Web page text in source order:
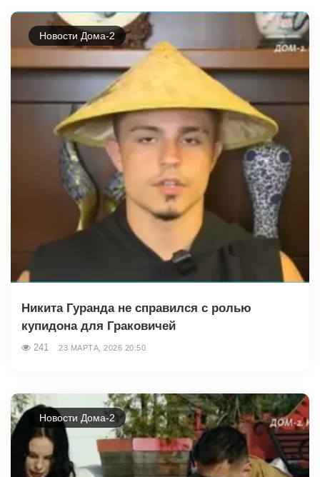
Новости Дома-2
Никита Гуранда не справился с ролью
купидона для Граковичей
241 23 МАРТА, 2026 20:50
Новости Дома-2